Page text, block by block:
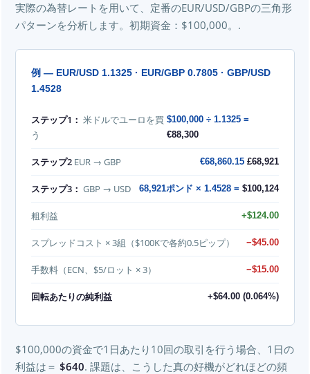
実際の為替レートを用いて、定番のEUR/USD/GBPの三角形
パターンを分析します。初期資金：$100,000。.
例 — EUR/USD 1.1325 · EUR/GBP 0.7805 · GBP/USD
1.4528
ステップ1： 米ドルでユーロを買
う
$100,000 ÷ 1.1325 =
€88,300
ステップ2 EUR → GBP €68,860.15 £68,921
ステップ3： GBP → USD 68,921ポンド × 1.4528 = $100,124
粗利益 +$124.00
スプレッドコスト × 3組（$100Kで各約0.5ピップ） −$45.00
手数料（ECN、$5/ロット × 3） −$15.00
回転あたりの純利益 +$64.00 (0.064%)
$100,000の資金で1日あたり10回の取引を行う場合、1日の
利益は＝ $640. 課題は、こうした真の好機がどれほどの頻